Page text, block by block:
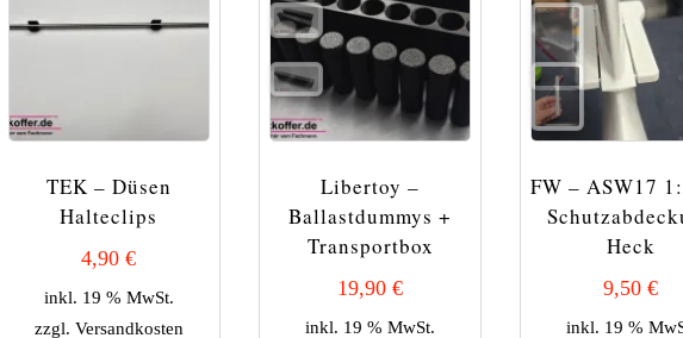
TEK – Düsen
Halteclips
4,90€
inkl. 19 % MwSt.
zzgl. Versandkosten
Libertoy –
Ballastdummys +
Transportbox
19,90€
inkl. 19 % MwSt.
FW – ASW17
Heck
9,50€
inkl. 19 %